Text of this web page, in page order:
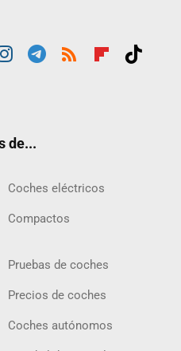
de...
Coches eléctricos
Compactos
Pruebas de coches
Precios de coches
Coches autónomos